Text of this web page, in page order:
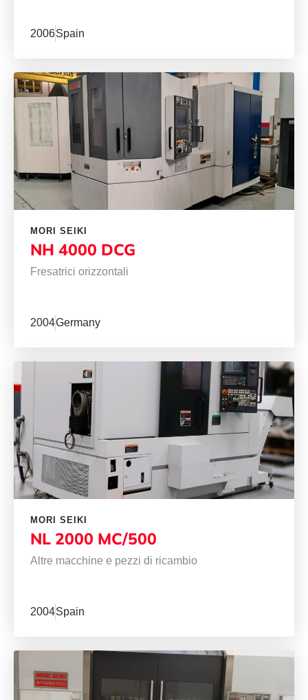
2006Spain
MORI SEIKI
NH 4000 DCG
Fresatrici orizzontali
2004Germany
MORI SEIKI
NL 2000 MC/500
Altre macchine e pezzi di ricambio
2004Spain